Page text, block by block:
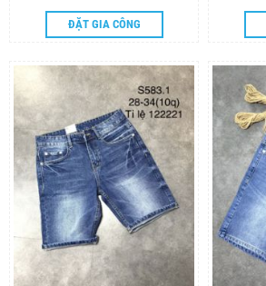
ĐẶT GIA CÔNG